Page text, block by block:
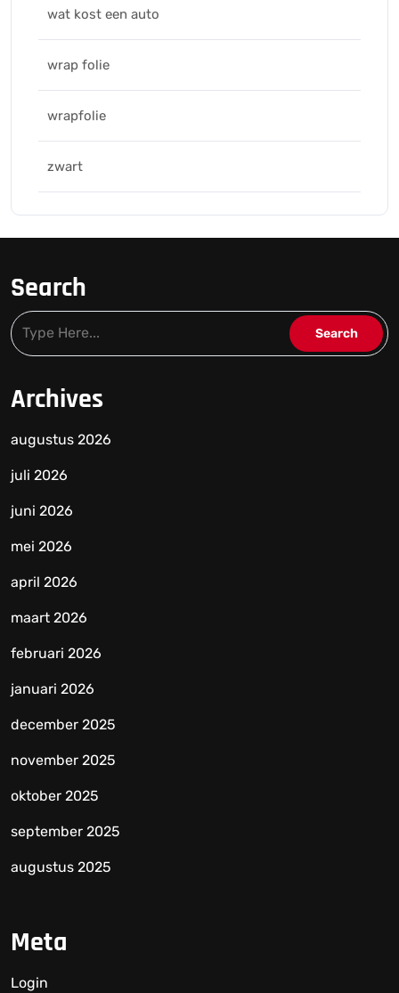
wat kost een auto
wrap folie
wrapfolie
zwart
Search
Archives
augustus 2026
juli 2026
juni 2026
mei 2026
april 2026
maart 2026
februari 2026
januari 2026
december 2025
november 2025
oktober 2025
september 2025
augustus 2025
Meta
Login